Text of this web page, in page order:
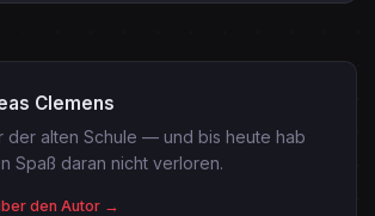
Clemens
der alten Schule — und bis heute hab
Spaß daran nicht verloren.
den Autor →